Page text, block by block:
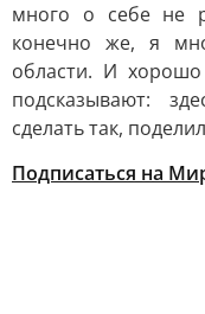
много о себе не
конечно же, я
области. И
подсказывают:
сделать так,
Подписаться на